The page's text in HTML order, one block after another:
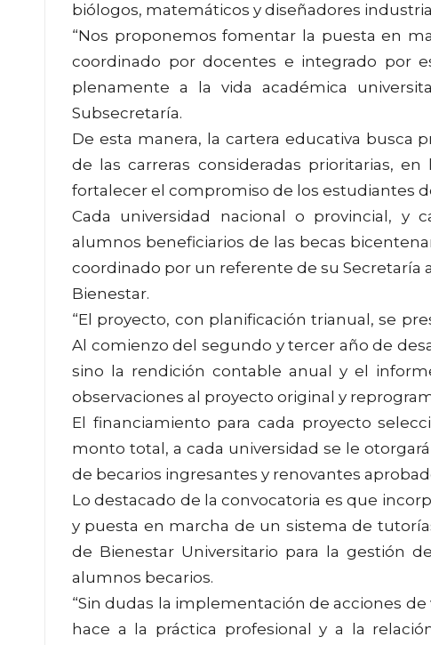
biólogos, matemáticos y diseñadores
“Nos proponemos fomentar la puesta en
coordinado por docentes e integrado por
plenamente a la vida académica
Subsecretaría.
De esta manera, la cartera educativa busca
de las carreras consideradas prioritarias,
fortalecer el compromiso de los estudiantes
Cada universidad nacional o provincial, y
alumnos beneficiarios de las becas
coordinado por un referente de su Secretaría
Bienestar.
“El proyecto, con planificación trianual, se
Al comienzo del segundo y tercer año de
sino la rendición contable anual y el
observaciones al proyecto original y
El financiamiento para cada proyecto
monto total, a cada universidad se le
de becarios ingresantes y renovantes
Lo destacado de la convocatoria es que
y puesta en marcha de un sistema de
de Bienestar Universitario para la gestión
alumnos becarios.
“Sin dudas la implementación de acciones
hace a la práctica profesional y a la